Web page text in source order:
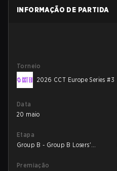
INFORMAÇÃO DE PARTIDA
Torneio
2026 CCT Europe Series #3
Data
20 maio
Etapa
Group B - Group B Losers'
Premiação